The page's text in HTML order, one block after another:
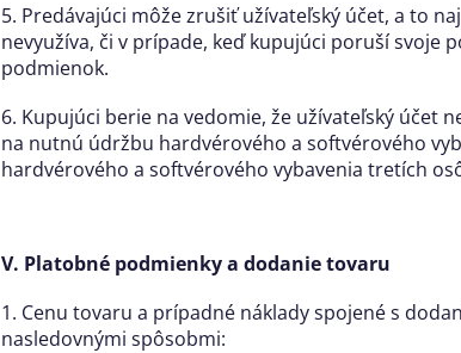
5. Predávajúci môže zrušiť užívateľský účet, a to
nevyužíva, či v prípade, keď kupujúci poruší svoje
podmienok.
6. Kupujúci berie na vedomie, že užívateľský
na nutnú údržbu hardvérového a softvérového
hardvérového a softvérového vybavenia tretích
V. Platobné podmienky a dodanie tovaru
1. Cenu tovaru a prípadné náklady spojené s
nasledovnými spôsobmi: